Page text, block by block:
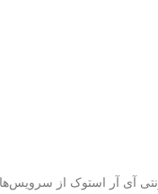
آی آر استوک از